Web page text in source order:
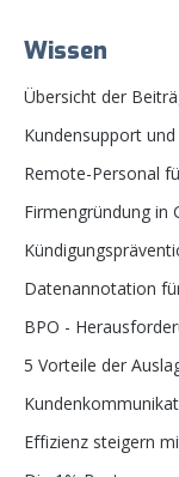
Wissen
Übersicht der
Kundensupport
Remote-Personal
Firmengründung in
Datenannotation
BPO -
5 Vorteile der
Effizienz steigern